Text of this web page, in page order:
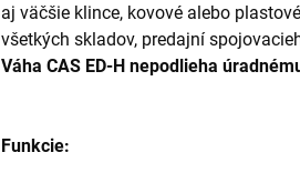
aj väčšie klince, kovové alebo
všetkých skladov, predajní
Váha CAS ED-H nepodlieha
Funkcie: